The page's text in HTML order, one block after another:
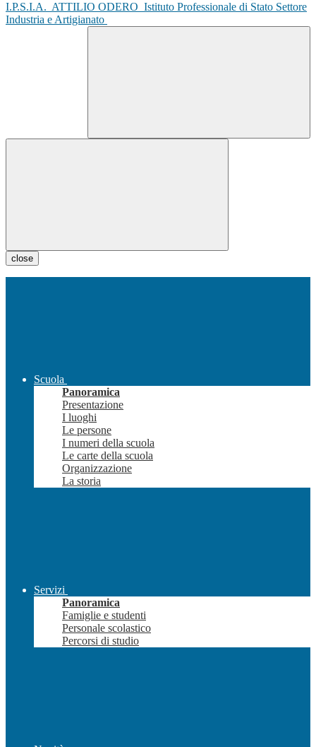
I.P.S.I.A. ATTILIO ODERO Istituto Professionale di Stato Settore
Industria e Artigianato
close
Scuola
Panoramica
Presentazione
I luoghi
Le persone
I numeri della scuola
Le carte della scuola
Organizzazione
La storia
Servizi
Panoramica
Famiglie e studenti
Personale scolastico
Percorsi di studio